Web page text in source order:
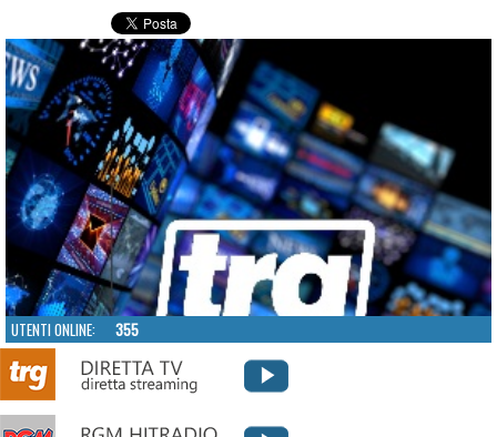
UTENTI ONLINE: 355